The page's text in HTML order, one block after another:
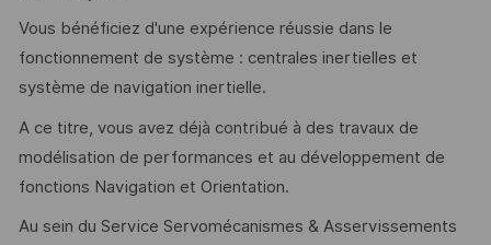
Vous bénéficiez d'une expérience réussie dans le
fonctionnement de système : centrales inertielles et
système de navigation inertielle.
A ce titre, vous avez déjà contribué à des travaux de
modélisation de performances et au développement de
fonctions Navigation et Orientation.
Au sein du Service Servomécanismes & Asservissements